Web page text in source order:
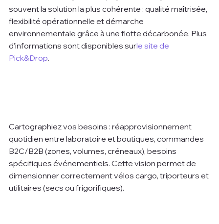
souvent la solution la plus cohérente : qualité maîtrisée,
flexibilité opérationnelle et démarche
environnementale grâce à une flotte décarbonée. Plus
d’informations sont disponibles surle site de
Pick&Drop.
Cartographiez vos besoins : réapprovisionnement
quotidien entre laboratoire et boutiques, commandes
B2C/B2B (zones, volumes, créneaux), besoins
spécifiques événementiels. Cette vision permet de
dimensionner correctement vélos cargo, triporteurs et
utilitaires (secs ou frigorifiques).